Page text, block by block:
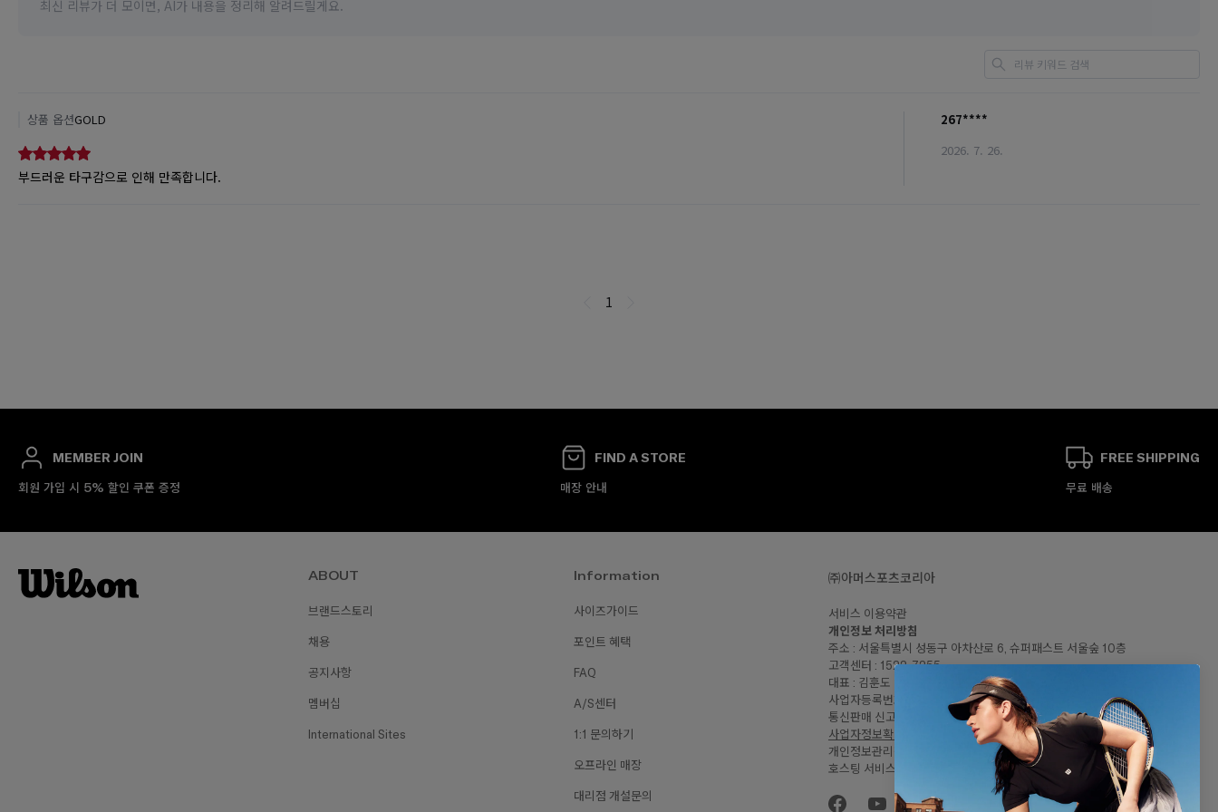
MEMBER JOIN
회원 가입 시 5% 할인 쿠폰 증정
FIND A STORE
매장 안내
FREE SHIPPING
무료 배송
ABOUT
브랜드스토리
채용
공지사항
멤버십
International Sites
Information
사이즈가이드
포인트 혜택
FAQ
A/S센터
1:1 문의하기
오프라인 매장
대리점 개설문의
㈜아머스포츠코리아
서비스 이용약관
개인정보 처리방침
주소 : 서울특별시 성동구 아차산로 6, 슈퍼패스트 서울숲 10층
고객센터 : 1522-7255
대표 : 김훈도
사업자등록번호: 120-81-57446
통신판매 신고번호 : 2023-서울성동-2064
사업자정보확인
개인정보관리책임자 : 임민지
호스팅 서비스 : Shopify